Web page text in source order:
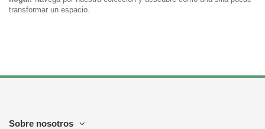
transformar un espacio.
Sobre nosotros